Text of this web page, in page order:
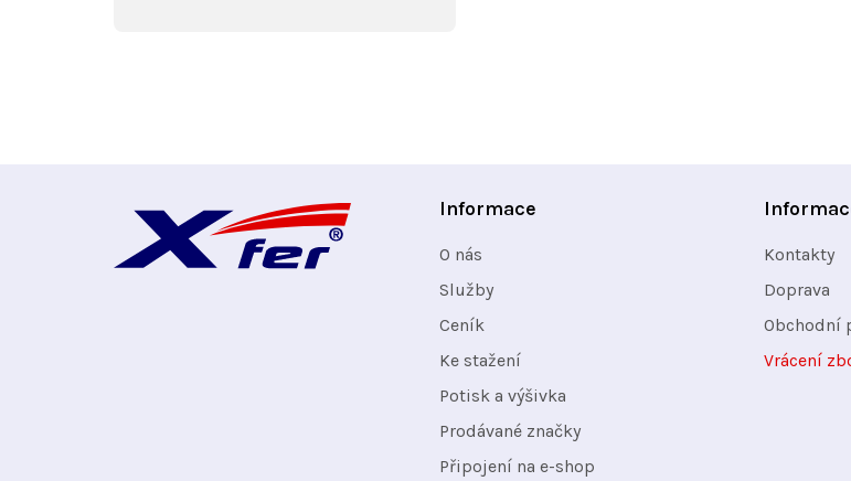
Informace
O nás
Služby
Ceník
Ke stažení
Potisk a výšivka
Prodávané značky
Připojení na e-shop
Kontakty
Doprava
Obchodní
Vrácení